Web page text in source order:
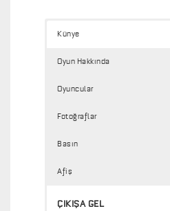
Künye
Oyun Hakkında
Oyuncular
Fotoğraflar
Basın
Afiş
ÇIKIŞA GEL